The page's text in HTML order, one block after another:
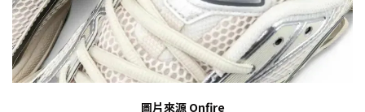
圖片來源 Onfire